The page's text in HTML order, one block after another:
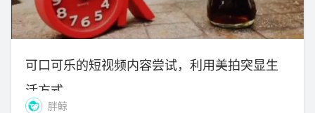
可口可乐的短视频内容尝试，利用美拍突显生
活方式
胖鲸